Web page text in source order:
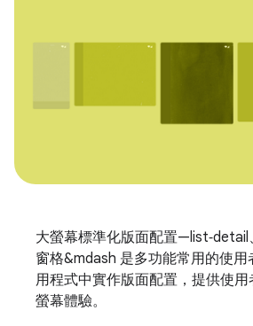
大螢幕標準化版面配置—list‑detail
窗格&mdash 是多功能常用的使
用程式中實作版面配置，提供使
螢幕體驗。